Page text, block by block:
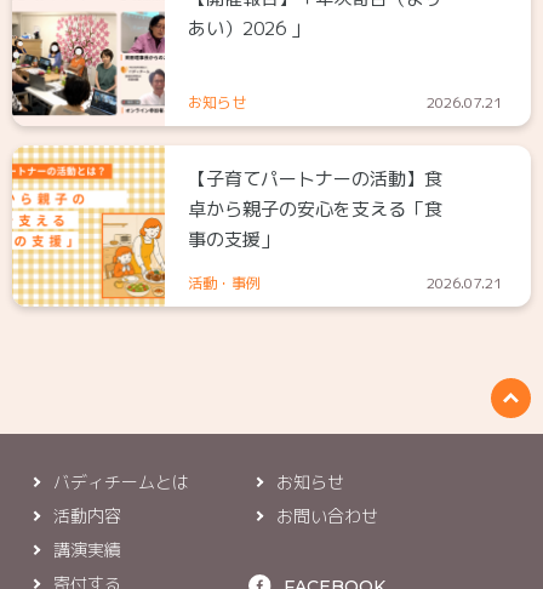
あい）2026 」
お知らせ 2026.07.21
【子育てパートナーの活動】食
卓から親子の安心を支える「食
事の支援」
活動・事例 2026.07.21
バディチームとは
活動内容
講演実績
寄付する
お知らせ
お問い合わせ